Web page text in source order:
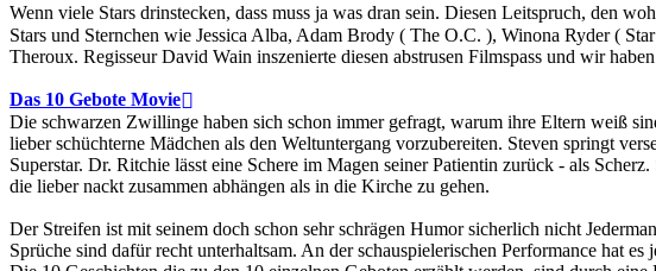
Wenn viele Stars drinstecken, dass muss ja was dran sein. Diesen Leitspruch, den
Stars und Sternchen wie Jessica Alba, Adam Brody ( The O.C. ), Winona Ryder (
Theroux. Regisseur David Wain inszenierte diesen abstrusen Filmspass und wir
Das 10 Gebote Movie
Die schwarzen Zwillinge haben sich schon immer gefragt, warum ihre Eltern weiß
lieber schüchterne Mädchen als den Weltuntergang vorzubereiten. Steven springt
Superstar. Dr. Ritchie lässt eine Schere im Magen seiner Patientin zurück - als
die lieber nackt zusammen abhängen als in die Kirche zu gehen.
Der Streifen ist mit seinem doch schon sehr schrägen Humor sicherlich nicht
Sprüche sind dafür recht unterhaltsam. An der schauspielerischen Performance hat